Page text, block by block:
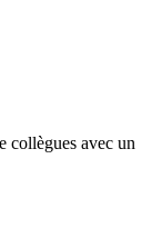
collègues avec un